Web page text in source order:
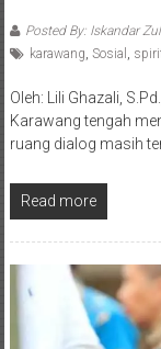
Posted By: Iskandar
karawang Sosial
Oleh: Lili Ghazali,
Karawang tengah
ruang dialog masih
Read more